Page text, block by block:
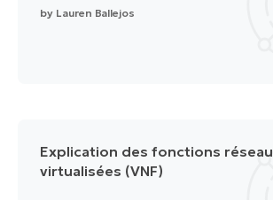
by Lauren Ballejos
Explication des fonctions réseau
virtualisées (VNF)